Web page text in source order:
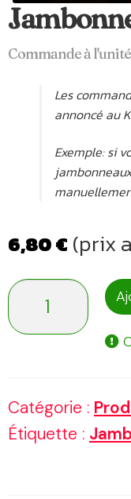
Commande à l'unité
Les
annoncé au
Exemple: si
6,80€ (prix
quantité
de
Jambonneau
sel
Catégorie :
Étiquette :